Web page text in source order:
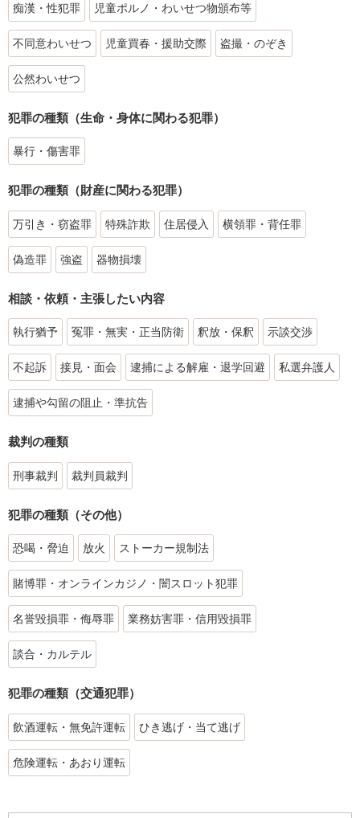
痴漢・性犯罪 児童ポルノ・わいせつ物頒布等
不同意わいせつ 児童買春・援助交際 盗撮・のぞき
公然わいせつ
犯罪の種類（生命・身体に関わる犯罪）
暴行・傷害罪
犯罪の種類（財産に関わる犯罪）
万引き・窃盗罪 特殊詐欺 住居侵入 横領罪・背任罪
偽造罪 強盗 器物損壊
相談・依頼・主張したい内容
執行猶予 冤罪・無実・正当防衛 釈放・保釈 示談交渉
不起訴 接見・面会 逮捕による解雇・退学回避 私選弁護人
逮捕や勾留の阻止・準抗告
裁判の種類
刑事裁判 裁判員裁判
犯罪の種類（その他）
恐喝・脅迫 放火 ストーカー規制法
賭博罪・オンラインカジノ・闇スロット犯罪
名誉毀損罪・侮辱罪 業務妨害罪・信用毀損罪
談合・カルテル
犯罪の種類（交通犯罪）
飲酒運転・無免許運転 ひき逃げ・当て逃げ
危険運転・あおり運転